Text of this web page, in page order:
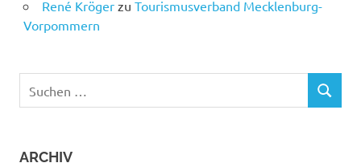
René Krögerzu Tourismusverband Mecklenburg-
Vorpommern
nach:
SUCHEN
ARCHIV